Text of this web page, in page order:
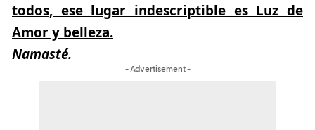
todos, ese lugar indescriptible es Luz de
Amor y belleza.
Namasté.
- Advertisement -